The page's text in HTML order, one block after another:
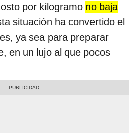
por kilogramo no baja
situación ha convertido el
ya sea para preparar
en un lujo al que pocos